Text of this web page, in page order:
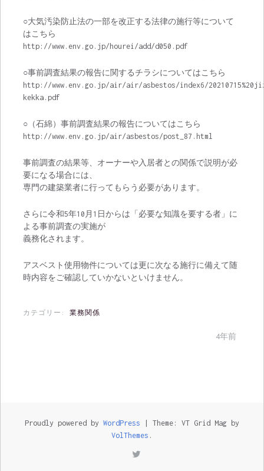
○大気汚染防止法の一部を改正する法律の施行等について
はこちら
http://www.env.go.jp/hourei/add/d050.pdf
○事前調査結果の報告に関するチラシについてはこちら
http://www.env.go.jp/air/air/asbestos/index6/
kekka.pdf
○（石綿）事前調査結果の報告についてはこちら
http://www.env.go.jp/air/asbestos/post_87.html
事前調査の結果等、オーナーや入居者との関係で説明が必
要になる場合には、
専門の建築業者に行ってもらう必要があります。
さらに令和5年10月1日からは「必要な知識を要する者」に
よる事前調査の実施が
義務化されます。
アスベスト使用物件については更に次なる施行に備えて随
時内容をご確認していかないといけません。
カテゴリー: 業務関係
4年前
Proudly powered by WordPress
Theme: VT Grid Mag by
VolThemes .